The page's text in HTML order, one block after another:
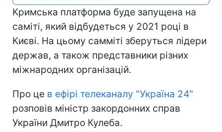
Кримська платформа буде запущена на
саміті, який відбудеться у 2021 році в
Києві. На цьому самміті зберуться лідери
держав, а також представники різних
міжнародних організацій.
Про це в ефірі телеканалу "Україна 24"
розповів міністр закордонних справ
України Дмитро Кулеба.